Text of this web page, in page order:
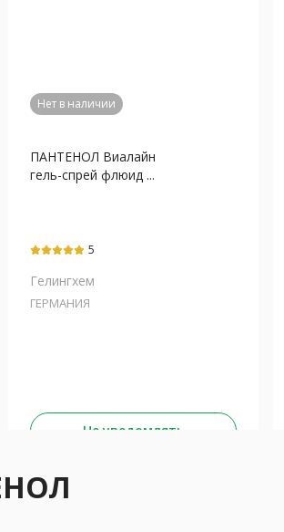
Нет в наличии
ПАНТЕНОЛ Виалайн
гель-спрей флюид ...
5
Гелингхем
ГЕРМАНИЯ
Не уведомлять